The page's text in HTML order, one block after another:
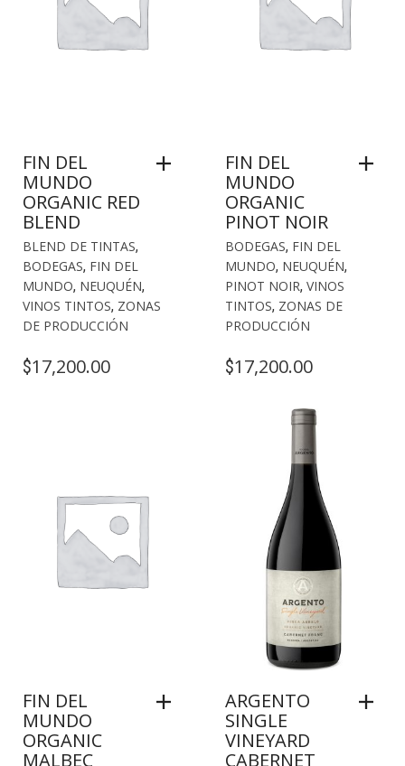
FIN DEL
MUNDO
ORGANIC RED
BLEND
BLEND DE TINTAS,
BODEGAS, FIN DEL
MUNDO, NEUQUÉN,
VINOS TINTOS, ZONAS
DE PRODUCCIÓN
$17,200.00
FIN DEL
MUNDO
ORGANIC
PINOT NOIR
BODEGAS, FIN DEL
MUNDO, NEUQUÉN,
PINOT NOIR, VINOS
TINTOS, ZONAS DE
PRODUCCIÓN
$17,200.00
FIN DEL
MUNDO
ORGANIC
MALBEC
ARGENTO
SINGLE
VINEYARD
CABERNET